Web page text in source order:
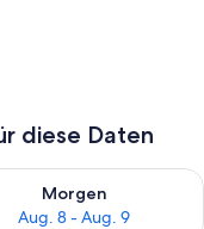
diese Daten
Aug. 7 - Aug. 8.
Morgen
Aug. 8 - Aug. 9
die Verfügbarkeit